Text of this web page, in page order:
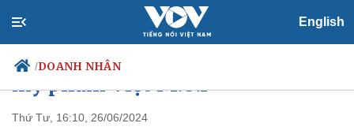
English
/DOANH NHÂN
Lâm Thành Kim- người đứng
sau thành công của thương hiệu
mỹ phẩm Việt M.O.I
Thứ Tư, 16:10, 26/06/2024